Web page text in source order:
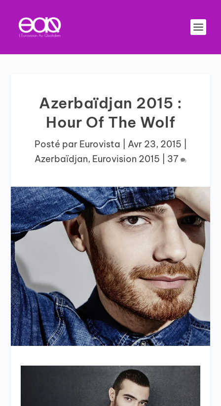
Azerbaïdjan 2015 :
Hour Of The Wolf
Posté par Eurovista Avr 23, 2015
Azerbaïdjan, Eurovision 2015 37